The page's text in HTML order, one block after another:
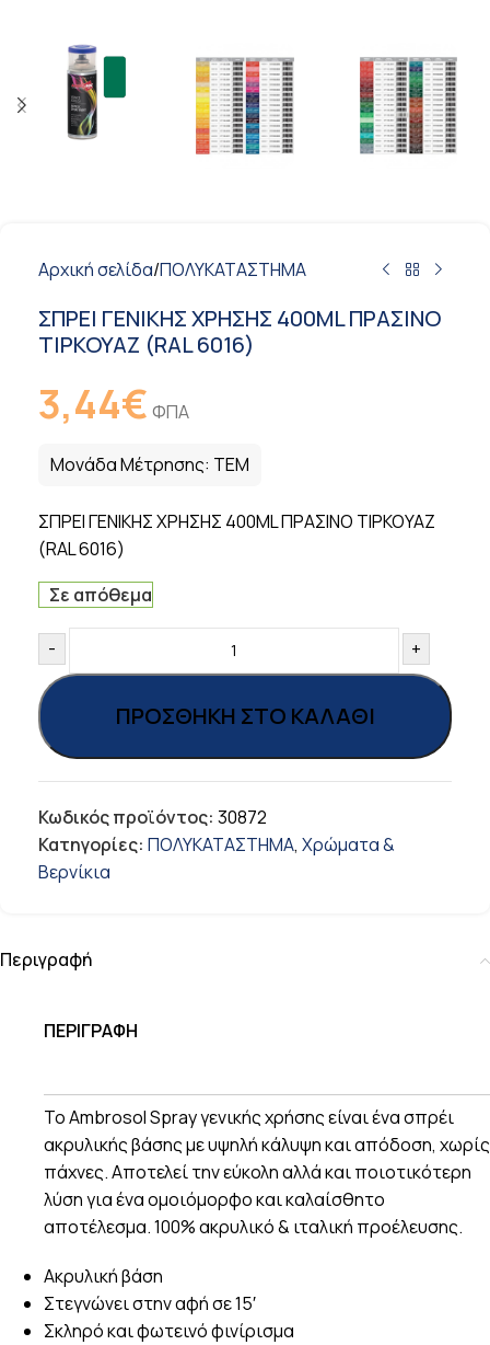
Αρχική σελίδα/ΠΟΛΥΚΑΤΑΣΤΗΜΑ
ΣΠΡΕΙ ΓΕΝΙΚΗΣ ΧΡΗΣΗΣ 400ML ΠΡΑΣΙΝΟ
ΤΙΡΚΟΥΑΖ (RAL 6016)
3,44€ ΦΠΑ
Μονάδα Μέτρησης: ΤΕΜ
ΣΠΡΕΙ ΓΕΝΙΚΗΣ ΧΡΗΣΗΣ 400ML ΠΡΑΣΙΝΟ ΤΙΡΚΟΥΑΖ
(RAL 6016)
Σε απόθεμα
- +
ΠΡΟΣΘΉΚΗ ΣΤΟ ΚΑΛΆΘΙ
Κωδικός προϊόντος: 30872
Κατηγορίες: ΠΟΛΥΚΑΤΑΣΤΗΜΑ, Χρώματα &
Βερνίκια
Περιγραφή
ΠΕΡΙΓΡΑΦΗ
To Ambrosol Spray γενικής χρήσης είναι ένα σπρέι
ακρυλικής βάσης με υψηλή κάλυψη και απόδοση, χωρίς
πάχνες. Αποτελεί την εύκολη αλλά και ποιοτικότερη
λύση για ένα ομοιόμορφο και καλαίσθητο
αποτέλεσμα. 100% ακρυλικό & ιταλική προέλευσης.
Ακρυλική βάση
Στεγνώνει στην αφή σε 15′
Σκληρό και φωτεινό φινίρισμα